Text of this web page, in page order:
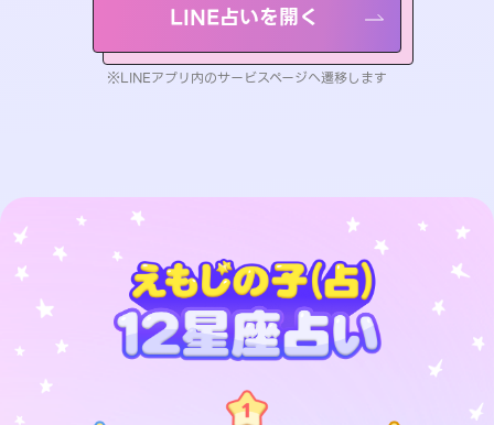
LINE占いを開く
※LINEアプリ内のサービスページへ遷移します